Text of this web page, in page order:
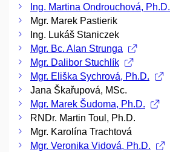
Ing. Martina Ondrouchová, Ph.D.
Mgr. Marek Pastierik
Ing. Lukáš Staniczek
Mgr. Bc. Alan Strunga
Mgr. Dalibor Stuchlík
Mgr. Eliška Sychrová, Ph.D.
Jana Škařupová, MSc.
Mgr. Marek Šudoma, Ph.D.
RNDr. Martin Toul, Ph.D.
Mgr. Karolína Trachtová
Mgr. Veronika Vidová, Ph.D.